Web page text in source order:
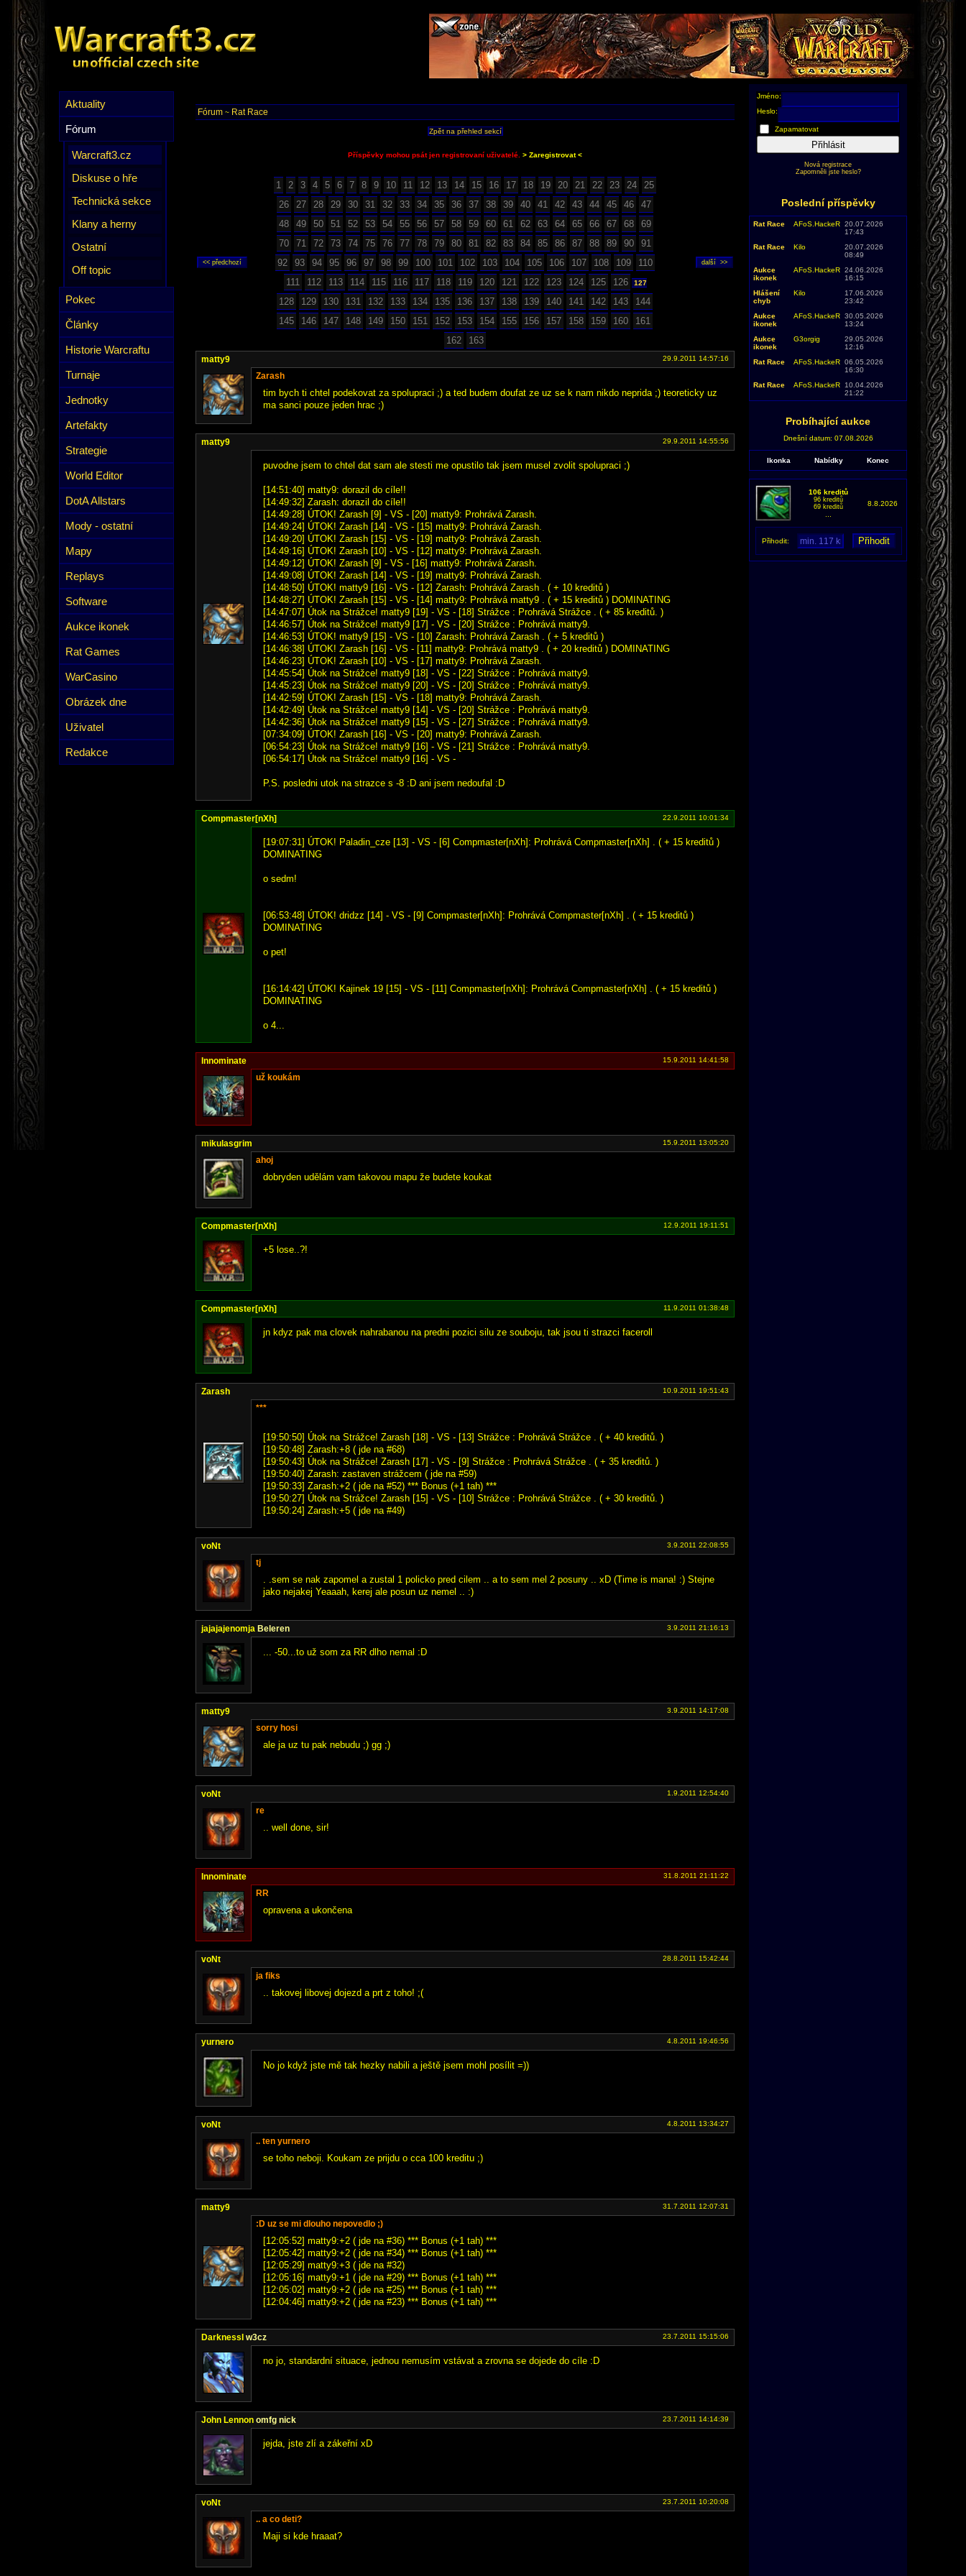
Aktuality
Fórum
Warcraft3.cz
Diskuse o hře
Technická sekce
Klany a herny
Ostatní
Off topic
Pokec
Články
Historie Warcraftu
Turnaje
Jednotky
Artefakty
Strategie
World Editor
DotA Allstars
Mody - ostatní
Mapy
Replays
Software
Aukce ikonek
Rat Games
WarCasino
Obrázek dne
Uživatel
Redakce
Fórum ~ Rat Race
Zpět na přehled sekcí
Příspěvky mohou psát jen registrovaní uživatelé. > Zaregistrovat <
1 2 3 4 5 6 7 8 9 10 11 12 13 14 15 16 17 18 19 20 21 22 23 24
25
26
27 28 29 30 31 32 33 34 35 36 37 38 39 40 41 42 43 44 45 46
47
48
49 50 51 52 53 54 55 56 57 58 59 60 61 62 63 64 65 66 67 68
69
70
71 72 73 74 75 76 77 78 79 80 81 82 83 84 85 86 87 88 89 90
91
92
93 94 95 96 97 98 99 100 101 102 103 104 105 106 107 108 109
110
111
112 113 114 115 116 117 118 119 120 121 122 123 124 125 126 127
128 129 130 131 132 133 134 135 136 137 138 139 140 141 142 143
144
145
146 147 148 149 150 151 152 153 154 155 156 157 158 159 160
161
162
163
matty9 29.9.2011 14:57:16
Zarash
tim bych ti chtel podekovat za spolupraci ;) a ted budem doufat ze uz se k nam nikdo neprida ;) teoreticky uz
ma sanci pouze jeden hrac ;)
matty9 29.9.2011 14:55:56
puvodne jsem to chtel dat sam ale stesti me opustilo tak jsem musel zvolit spolupraci ;)
[14:51:40] matty9: dorazil do cíle!!
[14:49:32] Zarash: dorazil do cíle!!
[14:49:28] ÚTOK! Zarash [9] - VS - [20] matty9: Prohrává Zarash.
[14:49:24] ÚTOK! Zarash [14] - VS - [15] matty9: Prohrává Zarash.
[14:49:20] ÚTOK! Zarash [15] - VS - [19] matty9: Prohrává Zarash.
[14:49:16] ÚTOK! Zarash [10] - VS - [12] matty9: Prohrává Zarash.
[14:49:12] ÚTOK! Zarash [9] - VS - [16] matty9: Prohrává Zarash.
[14:49:08] ÚTOK! Zarash [14] - VS - [19] matty9: Prohrává Zarash.
[14:48:50] ÚTOK! matty9 [16] - VS - [12] Zarash: Prohrává Zarash . ( + 10 kreditů )
[14:48:27] ÚTOK! Zarash [15] - VS - [14] matty9: Prohrává matty9 . ( + 15 kreditů ) DOMINATING
[14:47:07] Útok na Strážce! matty9 [19] - VS - [18] Strážce : Prohrává Strážce . ( + 85 kreditů. )
[14:46:57] Útok na Strážce! matty9 [17] - VS - [20] Strážce : Prohrává matty9.
[14:46:53] ÚTOK! matty9 [15] - VS - [10] Zarash: Prohrává Zarash . ( + 5 kreditů )
[14:46:38] ÚTOK! Zarash [16] - VS - [11] matty9: Prohrává matty9 . ( + 20 kreditů ) DOMINATING
[14:46:23] ÚTOK! Zarash [10] - VS - [17] matty9: Prohrává Zarash.
[14:45:54] Útok na Strážce! matty9 [18] - VS - [22] Strážce : Prohrává matty9.
[14:45:23] Útok na Strážce! matty9 [20] - VS - [20] Strážce : Prohrává matty9.
[14:42:59] ÚTOK! Zarash [15] - VS - [18] matty9: Prohrává Zarash.
[14:42:49] Útok na Strážce! matty9 [14] - VS - [20] Strážce : Prohrává matty9.
[14:42:36] Útok na Strážce! matty9 [15] - VS - [27] Strážce : Prohrává matty9.
[07:34:09] ÚTOK! Zarash [16] - VS - [20] matty9: Prohrává Zarash.
[06:54:23] Útok na Strážce! matty9 [16] - VS - [21] Strážce : Prohrává matty9.
[06:54:17] Útok na Strážce! matty9 [16] - VS -
P.S. posledni utok na strazce s -8 :D ani jsem nedoufal :D
Compmaster[nXh] 22.9.2011 10:01:34
[19:07:31] ÚTOK! Paladin_cze [13] - VS - [6] Compmaster[nXh]: Prohrává Compmaster[nXh] . ( + 15 kreditů )
DOMINATING
o sedm!
[06:53:48] ÚTOK! dridzz [14] - VS - [9] Compmaster[nXh]: Prohrává Compmaster[nXh] . ( + 15 kreditů )
DOMINATING
o pet!
[16:14:42] ÚTOK! Kajinek 19 [15] - VS - [11] Compmaster[nXh]: Prohrává Compmaster[nXh] . ( + 15 kreditů )
DOMINATING
o 4...
Innominate 15.9.2011 14:41:58
už koukám
mikulasgrim 15.9.2011 13:05:20
ahoj
dobryden udělám vam takovou mapu že budete koukat
Compmaster[nXh] 12.9.2011 19:11:51
+5 lose..?!
Compmaster[nXh] 11.9.2011 01:38:48
jn kdyz pak ma clovek nahrabanou na predni pozici silu ze souboju, tak jsou ti strazci faceroll
Zarash 10.9.2011 19:51:43
***
[19:50:50] Útok na Strážce! Zarash [18] - VS - [13] Strážce : Prohrává Strážce . ( + 40 kreditů. )
[19:50:48] Zarash:+8 ( jde na #68)
[19:50:43] Útok na Strážce! Zarash [17] - VS - [9] Strážce : Prohrává Strážce . ( + 35 kreditů. )
[19:50:40] Zarash: zastaven strážcem ( jde na #59)
[19:50:33] Zarash:+2 ( jde na #52) *** Bonus (+1 tah) ***
[19:50:27] Útok na Strážce! Zarash [15] - VS - [10] Strážce : Prohrává Strážce . ( + 30 kreditů. )
[19:50:24] Zarash:+5 ( jde na #49)
voNt 3.9.2011 22:08:55
tj
. .sem se nak zapomel a zustal 1 policko pred cilem .. a to sem mel 2 posuny .. xD (Time is mana! :) Stejne
jako nejakej Yeaaah, kerej ale posun uz nemel .. :)
jajajajenomja Beleren 3.9.2011 21:16:13
... -50...to už som za RR dlho nemal :D
matty9 3.9.2011 14:17:08
sorry hosi
ale ja uz tu pak nebudu ;) gg ;)
voNt 1.9.2011 12:54:40
re
.. well done, sir!
Innominate 31.8.2011 21:11:22
RR
opravena a ukončena
voNt 28.8.2011 15:42:44
ja fiks
.. takovej libovej dojezd a prt z toho! ;(
yurnero 4.8.2011 19:46:56
No jo když jste mě tak hezky nabili a ještě jsem mohl posílit =))
voNt 4.8.2011 13:34:27
.. ten yurnero
se toho neboji. Koukam ze prijdu o cca 100 kreditu ;)
matty9 31.7.2011 12:07:31
:D uz se mi dlouho nepovedlo ;)
[12:05:52] matty9:+2 ( jde na #36) *** Bonus (+1 tah) ***
[12:05:42] matty9:+2 ( jde na #34) *** Bonus (+1 tah) ***
[12:05:29] matty9:+3 ( jde na #32)
[12:05:16] matty9:+1 ( jde na #29) *** Bonus (+1 tah) ***
[12:05:02] matty9:+2 ( jde na #25) *** Bonus (+1 tah) ***
[12:04:46] matty9:+2 ( jde na #23) *** Bonus (+1 tah) ***
DarknessI w3cz 23.7.2011 15:15:06
no jo, standardní situace, jednou nemusím vstávat a zrovna se dojede do cíle :D
John Lennon omfg nick 23.7.2011 14:14:39
jejda, jste zlí a zákeřní xD
voNt 23.7.2011 10:20:08
.. a co deti?
Maji si kde hraaat?
Jméno:
Heslo:
Zapamatovat
Přihlásit
Nová registrace
Zapomněli jste heslo?
Poslední příspěvky
Rat Race AFoS.HackeR 20.07.2026
17:43
Rat Race
Kilo
20.07.2026
08:49
Aukce
ikonek
AFoS.HackeR 24.06.2026
16:15
Hlášení
chyb
Kilo
17.06.2026
23:42
Aukce
ikonek
AFoS.HackeR 30.05.2026
13:24
Aukce
ikonek
G3orgig
29.05.2026
12:16
Rat Race
AFoS.HackeR 06.05.2026
16:30
Rat Race
AFoS.HackeR
10.04.2026
21:22
Probíhající aukce
Dnešní datum: 07.08.2026
Ikonka Nabídky Konec
106 kreditů
96 kreditů
69 kreditů
8.8.2026
Přihodit: